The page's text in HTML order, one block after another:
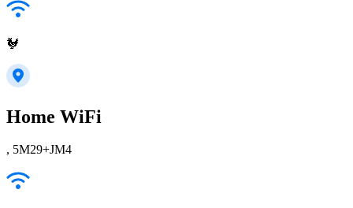
🐓
Home WiFi
, 5M29+JM4